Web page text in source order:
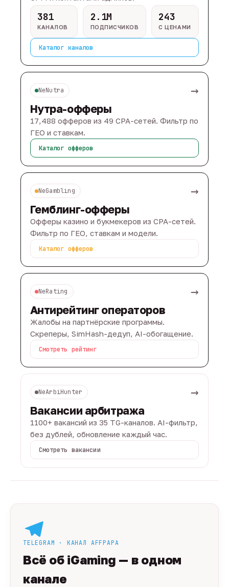
381
КАНАЛОВ
2.1M
ПОДПИСЧИКОВ
243
С ЦЕНАМИ
Каталог каналов
NeNutra →
Нутра-офферы
17,488 офферов из 49 CPA-сетей. Фильтр по
ГЕО и ставкам.
Каталог офферов
NeGambling →
Гемблинг-офферы
Офферы казино и букмекеров из CPA-сетей.
Фильтр по ГЕО, ставкам и модели.
Каталог офферов
NeRating →
Антирейтинг операторов
Жалобы на партнёрские программы.
Скреперы, SimHash-дедуп, AI-обогащение.
Смотреть рейтинг
NeArbiHunter →
Вакансии арбитража
1100+ вакансий из 35 TG-каналов. AI-фильтр,
без дублей, обновление каждый час.
Смотреть вакансии
TELEGRAM · КАНАЛ AFFPAPA
Всё об iGaming — в одном
канале